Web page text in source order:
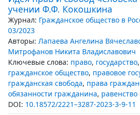
учении Ф.Ф. Кокошкина
Журнал: Гражданское общество в
03/2023
Авторы: Лапаева Ангелина
Митрофанов Никита Владиславович
Ключевые слова: право, государство,
гражданское общество, правовое
гражданская свобода, права
обязанности гражданина,
DOI: 10.18572/2221–3287-2023-3-9-11